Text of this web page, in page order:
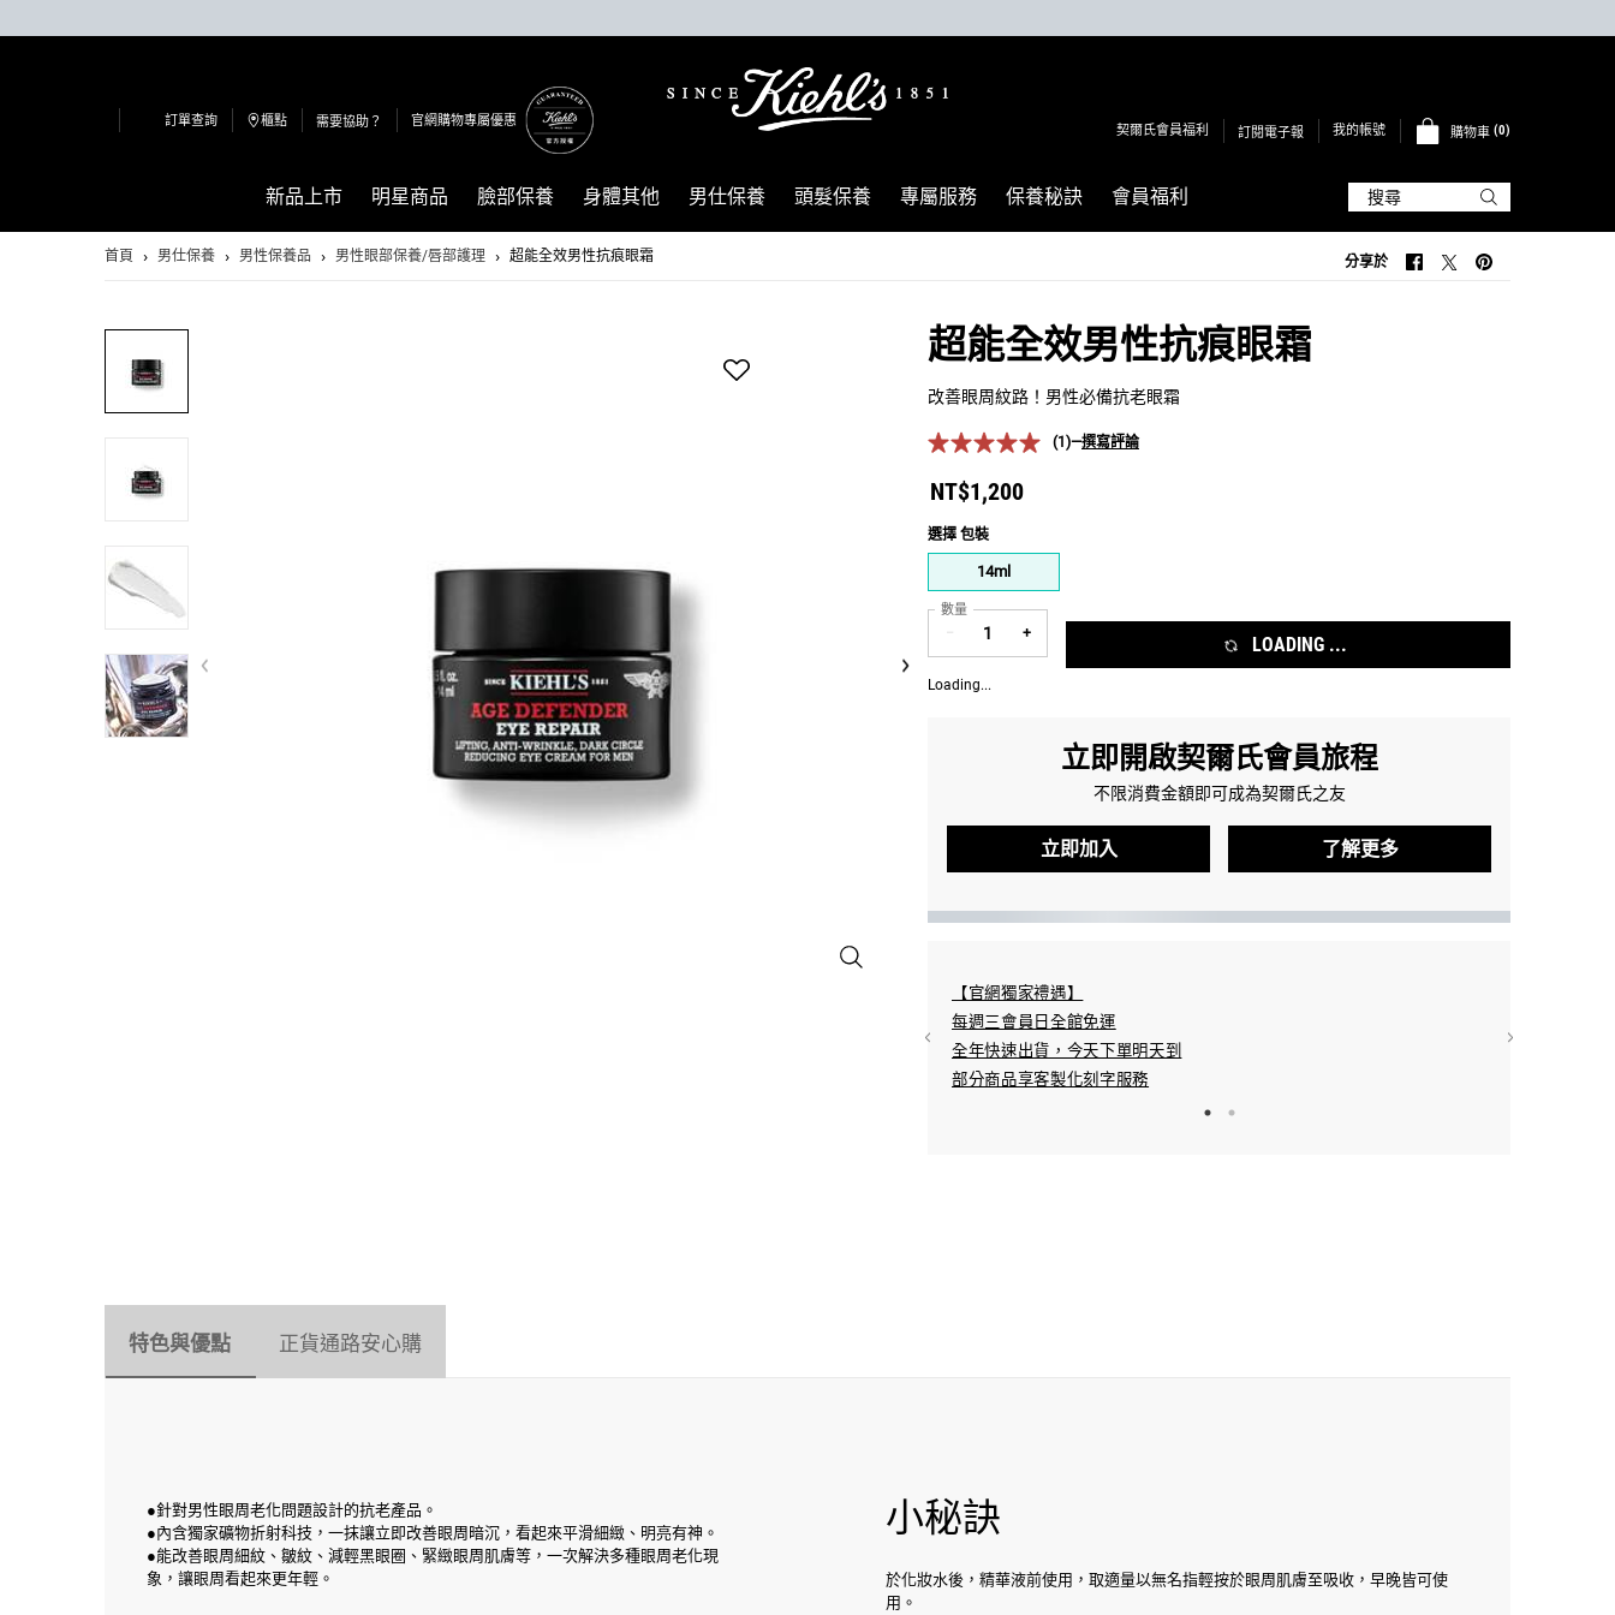
訂單查詢 櫃點 需要協助？ 官網購物專屬優惠
契爾氏會員福利 訂閱電子報 我的帳號 購物車 0
0 PRODUCT IN CART
新品上市 明星商品 臉部保養 身體其他 男仕保養 頭髮保養 專屬服務 保養秘訣 會員福利 搜尋
首頁 男仕保養 男性保養品 男性眼部保養/唇部護理 超能全效男性抗痕眼霜 分享於 分享於 FACEBOOK
分享於 TWITTER
分享於 PINTEREST
超能全效男性抗痕眼霜
改善眼周紋路！男性必備抗老眼霜
(1)—撰寫評論
超能全效男性抗痕眼霜 - 放大圖像
NT$1,200
選擇 包裝
Selected
14ml, 1 of 1
數量
+ LOADING ...
Loading...
立即開啟契爾氏會員旅程
不限消費金額即可成為契爾氏之友
立即加入 了解更多
【官網獨家禮遇】
每週三會員日全館免運
全年快速出貨，今天下單明天到​
部分商品享客製化刻字服務​
特色與優點 正貨通路安心購
●針對男性眼周老化問題設計的抗老產品。
●內含獨家礦物折射科技，一抹讓立即改善眼周暗沉，看起來平滑細緻、明亮有神。
●能改善眼周細紋、皺紋、減輕黑眼圈、緊緻眼周肌膚等，一次解決多種眼周老化現
象，讓眼周看起來更年輕。
小秘訣
於化妝水後，精華液前使用，取適量以無名指輕按於眼周肌膚至吸收，早晚皆可使
用。